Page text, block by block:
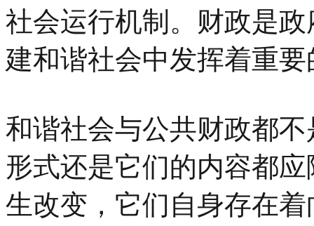
社会运行机制。财政是
建和谐社会中发挥着重
和谐社会与公共财政都
形式还是它们的内容都
生改变，它们自身存在